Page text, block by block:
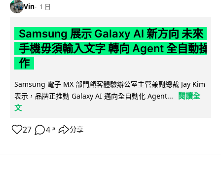
Vin 1 日
Samsung 展示 Galaxy AI 新方向 未來
手機毋須輸入文字 轉向 Agent 全自動操
作
Samsung 電子 MX 部門顧客體驗辦公室主管兼副總裁 Jay Kim
表示，品牌正推動 Galaxy AI 邁向全自動化 Agent...
閱讀全
文
27 4 ↗ 分享